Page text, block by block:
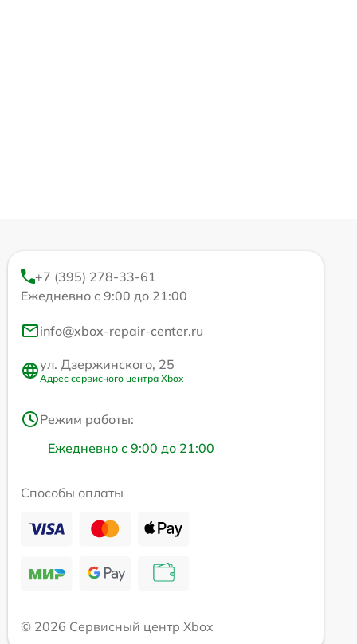
+7 (395) 278-33-61
Ежедневно с 9:00 до 21:00
info@xbox-repair-center.ru
ул. Дзержинского, 25
Адрес сервисного центра Xbox
Режим работы:
Ежедневно с 9:00 до 21:00
Способы оплаты
© 2026 Сервисный центр Xbox